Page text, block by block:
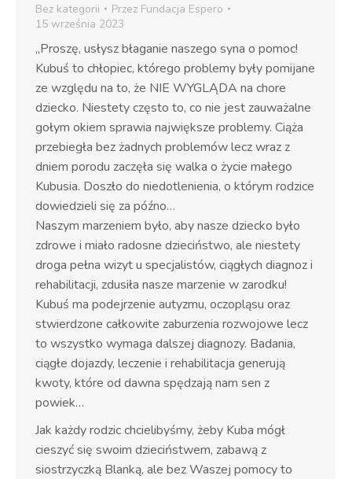
Bez kategorii Przez Fundacja Espero
15 września 2023
„Proszę, usłysz błaganie naszego syna o pomoc!
Kubuś to chłopiec, którego problemy były pomijane
ze względu na to, że NIE WYGLĄDA na chore
dziecko. Niestety często to, co nie jest zauważalne
gołym okiem sprawia największe problemy. Ciąża
przebiegła bez żadnych problemów lecz wraz z
dniem porodu zaczęła się walka o życie małego
Kubusia. Doszło do niedotlenienia, o którym rodzice
dowiedzieli się za późno…
Naszym marzeniem było, aby nasze dziecko było
zdrowe i miało radosne dzieciństwo, ale niestety
droga pełna wizyt u specjalistów, ciągłych diagnoz i
rehabilitacji, zdusiła nasze marzenie w zarodku!
Kubuś ma podejrzenie autyzmu, oczopląsu oraz
stwierdzone całkowite zaburzenia rozwojowe lecz
to wszystko wymaga dalszej diagnozy. Badania,
ciągłe dojazdy, leczenie i rehabilitacja generują
kwoty, które od dawna spędzają nam sen z
powiek…
Jak każdy rodzic chcielibyśmy, żeby Kuba mógł
cieszyć się swoim dzieciństwem, zabawą z
siostrzyczką Blanką, ale bez Waszej pomocy to